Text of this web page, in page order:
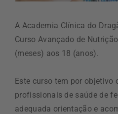
A Academia Clínica do
Curso Avançado de
(meses) aos 18 (anos).
Este curso tem por objetivo
profissionais de saúde de
adequada orientação e